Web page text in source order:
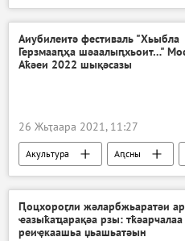
Акоронавирус адунеи аҿы
Аиубилеитә фестиваль "Хьыбла
Герзмааԥҳа шәаалыԥхьоит…"
Аҟәеи 2022 шықәсазы
26 Жьҭаара 2021, 11:27
Акультура Аԥсны
Аԥсны
Ԥоцхороӷли жәларбжьаратәи
ҽазыҟаҵарақәа рзы: тҟәарчалаа
реиҿкаашьа џьашьатәын